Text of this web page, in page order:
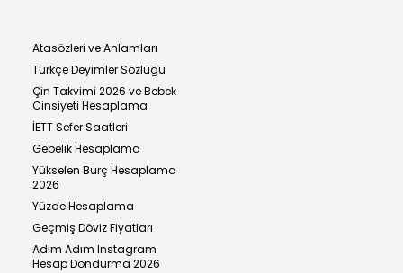
Atasözleri ve Anlamları
Türkçe Deyimler Sözlüğü
Çin Takvimi 2026 ve Bebek
Cinsiyeti Hesaplama
İETT Sefer Saatleri
Gebelik Hesaplama
Yükselen Burç Hesaplama
2026
Yüzde Hesaplama
Geçmiş Döviz Fiyatları
Adım Adım Instagram
Hesap Dondurma 2026